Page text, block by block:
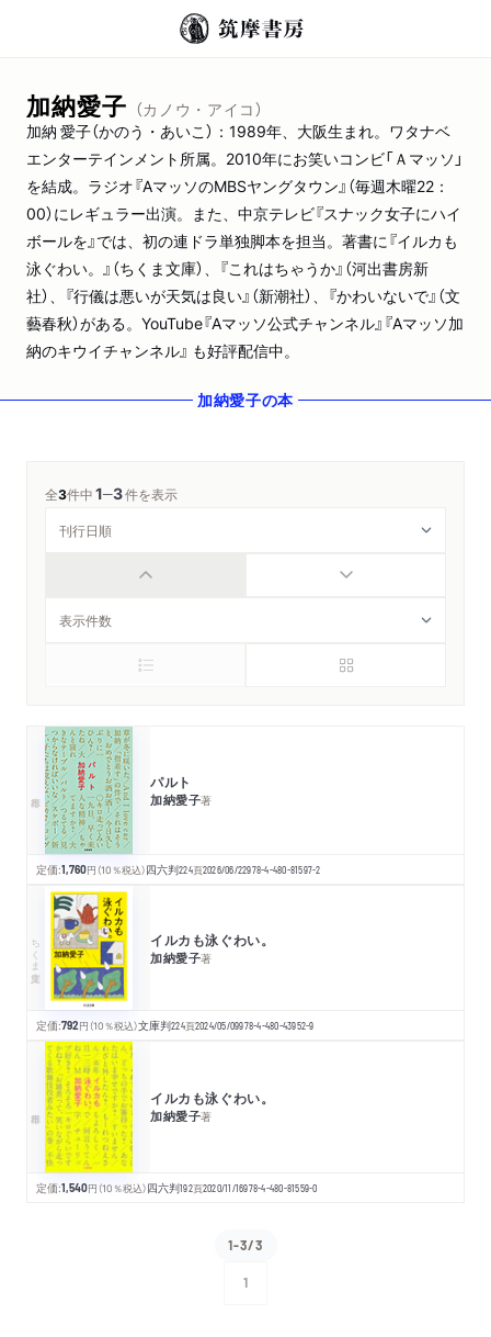
加納愛子 （カノウ・アイコ）
加納 愛子（かのう・あいこ）：1989年、大阪生まれ。ワタナベ
エンターテインメント所属。2010年にお笑いコンビ「Ａマッソ」
を結成。ラジオ『AマッソのMBSヤングタウン』（毎週木曜22：
00）にレギュラー出演。また、中京テレビ『スナック女子にハイ
ボールを』では、初の連ドラ単独脚本を担当。著書に『イルカも
泳ぐわい。』（ちくま文庫）、『これはちゃうか』（河出書房新
社）、『行儀は悪いが天気は良い』（新潮社）、『かわいないで』（文
藝春秋）がある。YouTube『Aマッソ公式チャンネル』『Aマッソ加
納のキウイチャンネル』 も好評配信中。
加納愛子の本
全3件中1─3件を表示
パルト
加納愛子著
定価:1,760円 （10％税込）四六判224頁2026/06/22978-4-480-81597-2
ちくま文庫 イルカも泳ぐわい。
加納愛子著
定価:792円 （10％税込）文庫判224頁2024/05/09978-4-480-43952-9
イルカも泳ぐわい。
加納愛子著
定価:1,540円 （10％税込）四六判192頁2020/11/16978-4-480-81559-0
1-3/3
1